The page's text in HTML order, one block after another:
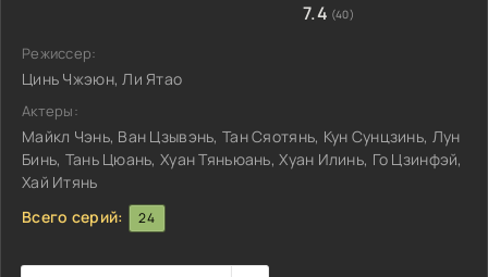
7.4 (40)
Режиссер:
Цинь Чжэюн, Ли Ятао
Актеры:
Майкл Чэнь, Ван Цзывэнь, Тан Сяотянь, Кун Сунцзинь, Лун
Бинь, Тань Цюань, Хуан Тяньюань, Хуан Илинь, Го Цзинфэй,
Хай Итянь
Всего серий:
24